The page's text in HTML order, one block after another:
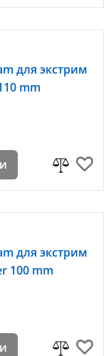
для экстрим
mm
для экстрим
100 mm